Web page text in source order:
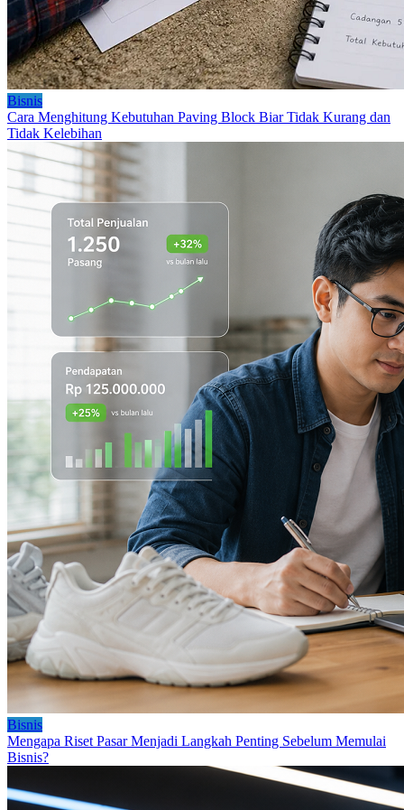
Bisnis
Cara Menghitung Kebutuhan Paving Block Biar Tidak Kurang dan
Tidak Kelebihan
Bisnis
Mengapa Riset Pasar Menjadi Langkah Penting Sebelum Memulai
Bisnis?